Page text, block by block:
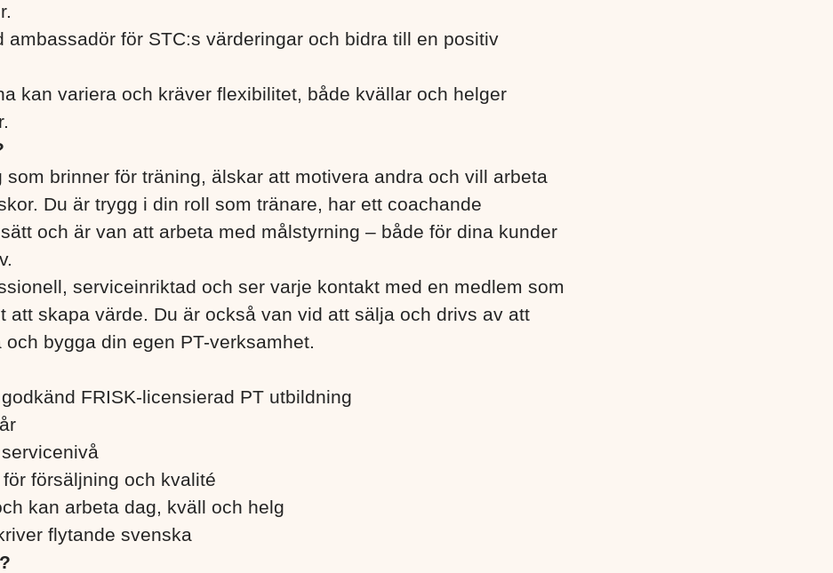
ambassadör för STC:s värderingar och bidra till en positiv
kan variera och kräver flexibilitet, både kvällar och helger
som brinner för träning, älskar att motivera andra och vill arbeta
Du är trygg i din roll som tränare, har ett coachande
och är van att arbeta med målstyrning – både för dina kunder
serviceinriktad och ser varje kontakt med en medlem som
att skapa värde. Du är också van vid att sälja och drivs av att
och bygga din egen PT-verksamhet.
FRISK-licensierad PT utbildning
försäljning och kvalité
kan arbeta dag, kväll och helg
flytande svenska